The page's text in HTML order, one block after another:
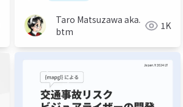
Taro Matsuzawa aka.
btm
1K